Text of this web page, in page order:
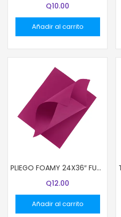
Q10.00
Añadir al carrito
PLIEGO FOAMY 24X36″ FUCSIA
Q12.00
Añadir al carrito